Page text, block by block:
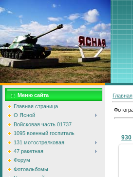
Меню сайта
Главная страница
О Ясной
Войсковая часть 01737
1095 военный госпиталь
131 мотострелковая
47 ракетная
Форум
Фотоальбомы
Главная
930